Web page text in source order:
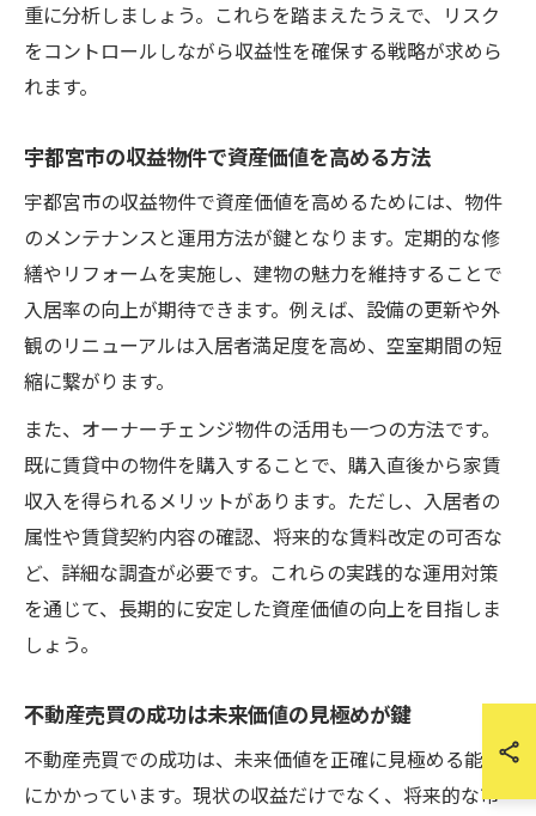
重に分析しましょう。これらを踏まえたうえで、リスク
をコントロールしながら収益性を確保する戦略が求めら
れます。
宇都宮市の収益物件で資産価値を高める方法
宇都宮市の収益物件で資産価値を高めるためには、物件
のメンテナンスと運用方法が鍵となります。定期的な修
繕やリフォームを実施し、建物の魅力を維持することで
入居率の向上が期待できます。例えば、設備の更新や外
観のリニューアルは入居者満足度を高め、空室期間の短
縮に繋がります。
また、オーナーチェンジ物件の活用も一つの方法です。
既に賃貸中の物件を購入することで、購入直後から家賃
収入を得られるメリットがあります。ただし、入居者の
属性や賃貸契約内容の確認、将来的な賃料改定の可否な
ど、詳細な調査が必要です。これらの実践的な運用対策
を通じて、長期的に安定した資産価値の向上を目指しま
しょう。
不動産売買の成功は未来価値の見極めが鍵
不動産売買での成功は、未来価値を正確に見極める能力
にかかっています。現状の収益だけでなく、将来的な市